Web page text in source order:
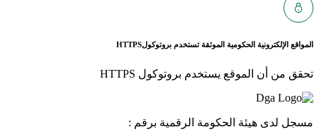
المواقع الإلكترونية الحكومية الموثقة تستخدم بروتوكولHTTPS
تحقق من أن الموقع يستخدم بروتوكول HTTPS
مسجل لدى هيئة الحكومة الرقمية برقم :